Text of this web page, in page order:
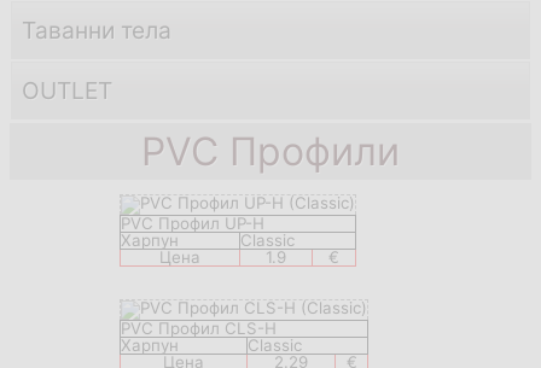
Таванни тела
OUTLET
PVC Профили
PVC Профил UP-H
Харпун
Classic
Цена
1.9 €
PVC Профил CLS-H
Харпун
Classic
Цена
2.29 €